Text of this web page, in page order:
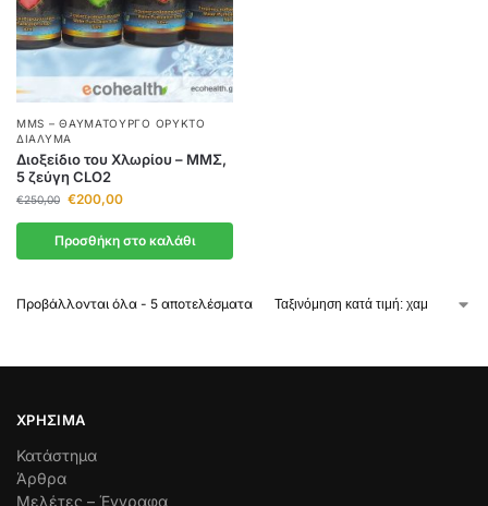
MMS – ΘΑΥΜΑΤΟΥΡΓΌ ΟΡΥΚΤΌ
ΔΙΆΛΥΜΑ
Διοξείδιο του Χλωρίου – ΜΜΣ,
5 ζεύγη CLO2
€250,00 €200,00
Προσθήκη στο καλάθι
Προβάλλονται όλα - 5 αποτελέσματα
ΧΡΉΣΙΜΑ
Κατάστημα
Άρθρα
Μελέτες – Έγγραφα